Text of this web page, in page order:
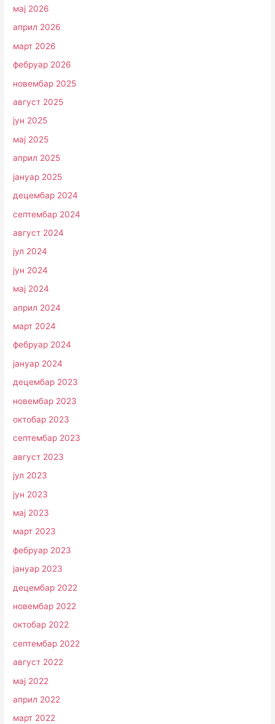
мај 2026
април 2026
март 2026
фебруар 2026
новембар 2025
август 2025
јун 2025
мај 2025
април 2025
јануар 2025
децембар 2024
септембар 2024
август 2024
јул 2024
јун 2024
мај 2024
април 2024
март 2024
фебруар 2024
јануар 2024
децембар 2023
новембар 2023
октобар 2023
септембар 2023
август 2023
јул 2023
јун 2023
мај 2023
март 2023
фебруар 2023
јануар 2023
децембар 2022
новембар 2022
октобар 2022
септембар 2022
август 2022
мај 2022
април 2022
март 2022